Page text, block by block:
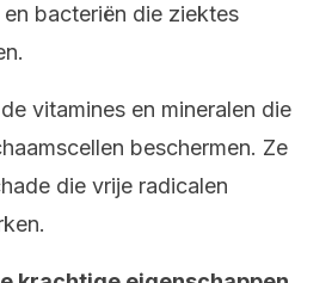
bacteriën die ziektes
vitamines en mineralen die
beschermen. Ze
die vrije radicalen